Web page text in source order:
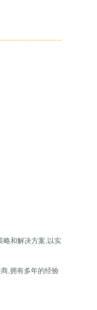
和解决方案,以实
,拥有多年的经验